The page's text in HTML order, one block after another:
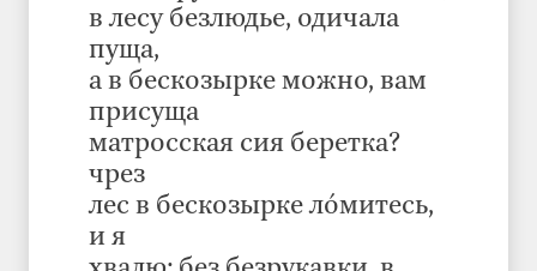
в лесу безлюдье, одичала
пуща,
а в бескозырке можно, вам
присуща
матросская сия беретка?
чрез
лес в бескозырке лóмитесь,
и я